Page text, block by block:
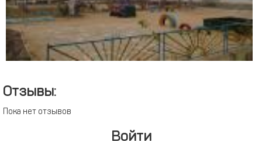
Отзывы:
Пока нет отзывов
Войти